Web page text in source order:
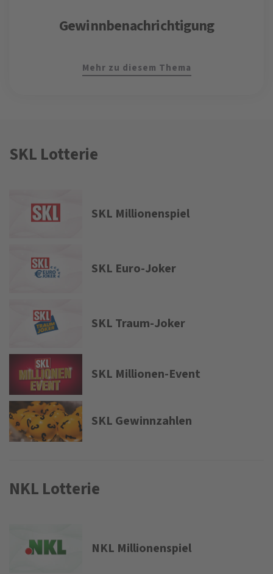
Gewinnbenachrichtigung
Mehr zu diesem Thema
SKL Lotterie
SKL Millionenspiel
SKL Euro-Joker
SKL Traum-Joker
SKL Millionen-Event
SKL Gewinnzahlen
NKL Lotterie
NKL Millionenspiel